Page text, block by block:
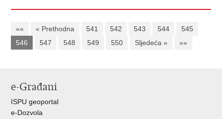
«« « Prethodna 541 542 543 544
545
546
547 548 549 550 Sljedeća » »»
e-Građani
ISPU geoportal
e-Dozvola